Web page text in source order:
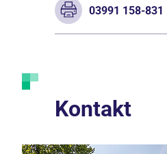
03991 158-831
Kontakt